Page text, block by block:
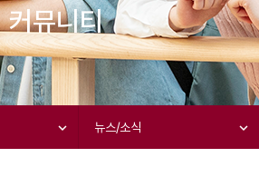
커뮤니티
expand_more 뉴스/소식 expand_more